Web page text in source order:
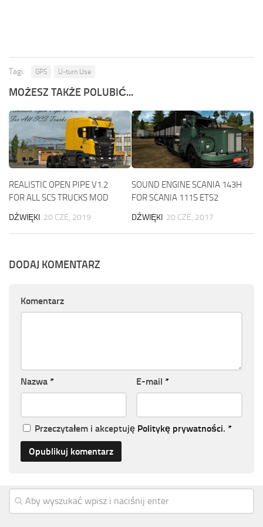
Tagi: GPS U-turn Use
MOŻESZ TAKŻE POLUBIĆ...
REALISTIC OPEN PIPE V1.2
FOR ALL SCS TRUCKS MOD
DŹWIĘKI 20 CZE, 2019
SOUND ENGINE SCANIA 143H
FOR SCANIA 111S ETS2
DŹWIĘKI 20 CZE, 2017
DODAJ KOMENTARZ
Komentarz
Nazwa * E-mail *
Przeczytałem i akceptuję Politykę prywatności. *